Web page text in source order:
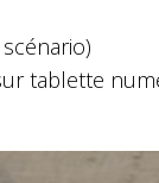
scénario)
tablette